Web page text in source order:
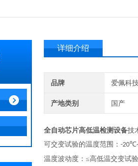
详细介绍
品牌 爱佩科
产地类别 国产
全自动芯片高低温检测设备技
可交变试验的温度范围： -20℃
温度波动度： ≤高低温交变试